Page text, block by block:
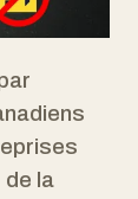
la